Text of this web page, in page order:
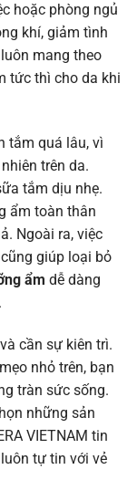
hoặc phòng ngủ
khí, giảm tình
mang theo
tức thì cho da khi
tắm quá lâu, vì
trên da.
tắm dịu nhẹ.
ẩm toàn thân
Ngoài ra, việc
giúp loại bỏ
ẩm dễ dàng
cần sự kiên trì.
nhỏ trên, bạn
tràn sức sống.
những sản
VIETNAM tin
tự tin với vẻ